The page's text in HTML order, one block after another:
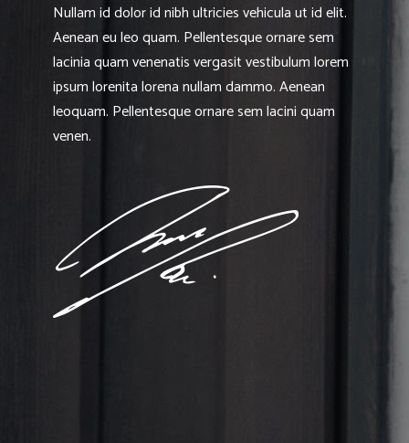
Nullam id dolor id nibh ultricies vehicula ut id elit.
Aenean eu leo quam. Pellentesque ornare sem
lacinia quam venenatis vergasit vestibulum lorem
ipsum lorenita lorena nullam dammo. Aenean
leoquam. Pellentesque ornare sem lacini quam
venen.